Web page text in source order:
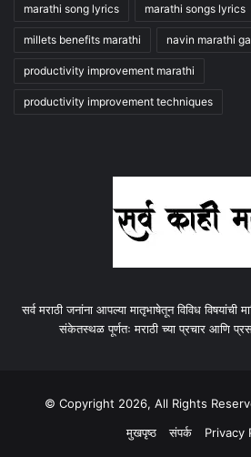
marathi song lyrics marathi songs lyrics
millets benefits marathi navin marathi
productivity improvement marathi
productivity improvement techniques
सर्व मराठी जनांना आपल्या मातृभाषेतून विविध विषयांची
संकेतस्थळ पूर्णतः मराठी च्या प्रचार आणि
© Copyright 2026, All Rights
मुखपृष्ठ
संपर्क Privacy